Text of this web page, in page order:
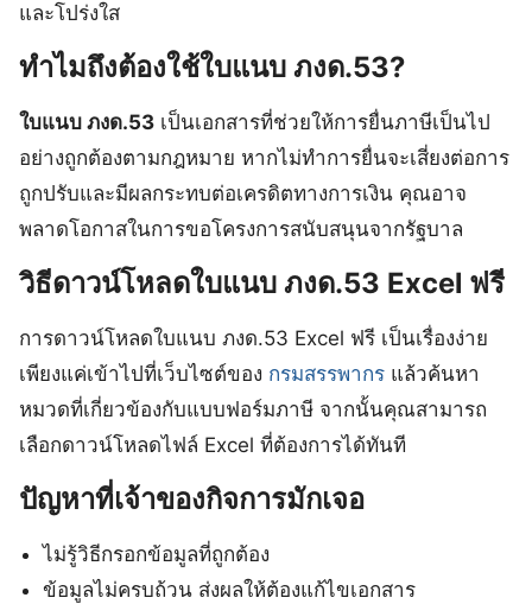
และโปร่งใส
ทำไมถึงต้องใช้ใบแนบ ภงด.53?
ใบแนบ ภงด.53 เป็นเอกสารที่ช่วยให้การยื่นภาษีเป็นไป
อย่างถูกต้องตามกฎหมาย หากไม่ทำการยื่นจะเสี่ยงต่อการ
ถูกปรับและมีผลกระทบต่อเครดิตทางการเงิน คุณอาจ
พลาดโอกาสในการขอโครงการสนับสนุนจากรัฐบาล
วิธีดาวน์โหลดใบแนบ ภงด.53 Excel ฟรี
การดาวน์โหลดใบแนบ ภงด.53 Excel ฟรี เป็นเรื่องง่าย
เพียงแค่เข้าไปที่เว็บไซต์ของ กรมสรรพากร แล้วค้นหา
หมวดที่เกี่ยวข้องกับแบบฟอร์มภาษี จากนั้นคุณสามารถ
เลือกดาวน์โหลดไฟล์ Excel ที่ต้องการได้ทันที
ปัญหาที่เจ้าของกิจการมักเจอ
ไม่รู้วิธีกรอกข้อมูลที่ถูกต้อง
ข้อมูลไม่ครบถ้วน ส่งผลให้ต้องแก้ไขเอกสาร